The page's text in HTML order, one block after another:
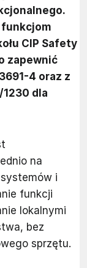
CIP Safety
zapewnić
4 oraz z
dla
na
i
funkcji
lokalnymi
bez
sprzętu.